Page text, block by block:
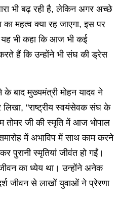
भी बढ़ रही है, लेकिन अगर अच्छे
का महत्व क्या रह जाएगा, इस पर
यह भी कहा कि आज भी कई
हैं कि उन्होंने भी संघ की ड्रेस
के बाद मुख्यमंत्री मोहन यादव ने
लिखा, "राष्ट्रीय स्वयंसेवक संघ के
तोमर जी की स्मृति में आज भोपाल
में अभाविप में साथ काम करने
पुरानी स्मृतियां जीवंत हो गईं।
जीवन का ध्येय था। उन्होंने अनेक
जीवन से लाखों युवाओं ने प्रेरणा